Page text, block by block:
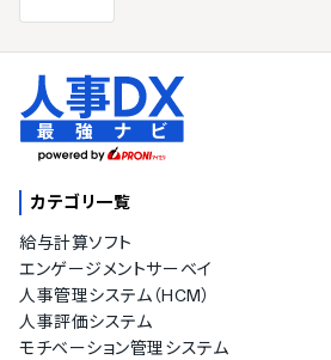
カテゴリ一覧
給与計算ソフト
エンゲージメントサーベイ
人事管理システム（HCM）
人事評価システム
モチベーション管理システム